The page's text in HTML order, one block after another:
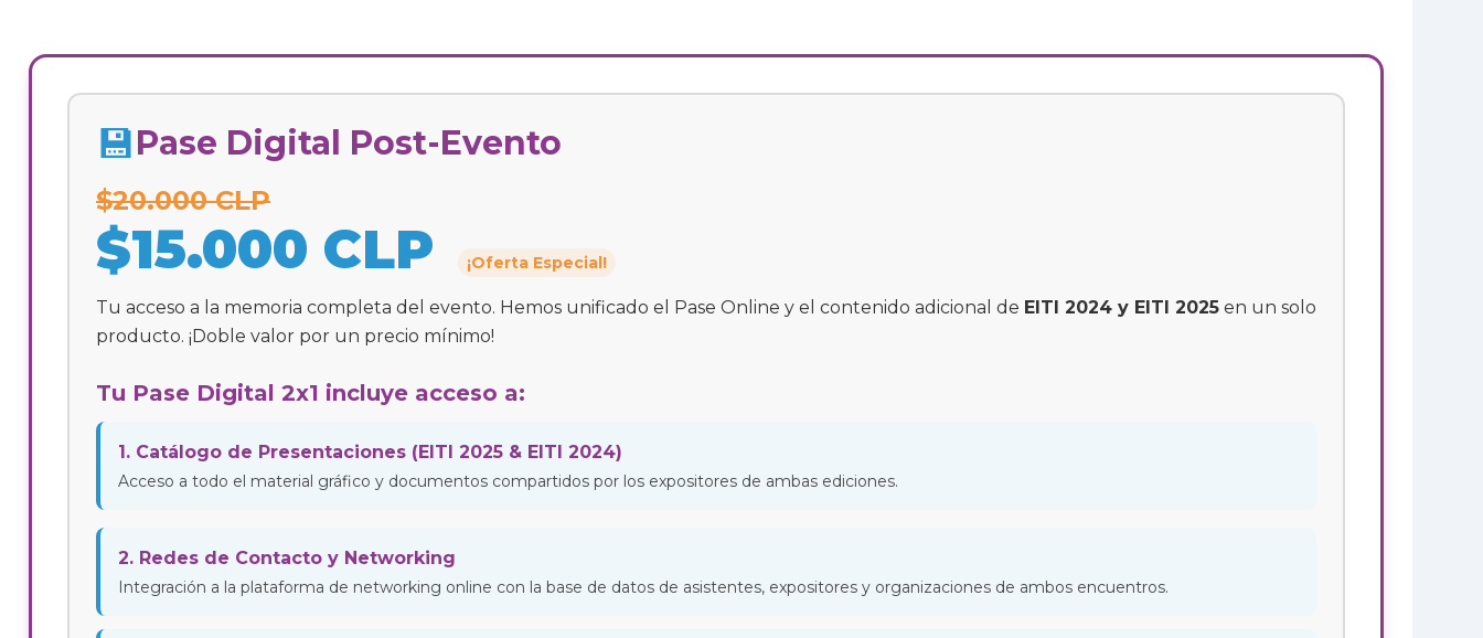
💾Pase Digital Post-Evento
$20.000 CLP
$15.000 CLP ¡Oferta Especial!
Tu acceso a la memoria completa del evento. Hemos unificado el Pase Online y el contenido adicional de EITI 2024 y EITI 2025 en un solo
producto. ¡Doble valor por un precio mínimo!
Tu Pase Digital 2x1 incluye acceso a:
1. Catálogo de Presentaciones (EITI 2025 & EITI 2024)
Acceso a todo el material gráfico y documentos compartidos por los expositores de ambas ediciones.
2. Redes de Contacto y Networking
Integración a la plataforma de networking online con la base de datos de asistentes, expositores y organizaciones de ambos encuentros.